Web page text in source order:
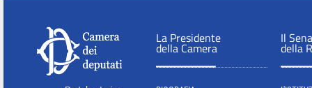
La Presidente
della Camera
Il
della